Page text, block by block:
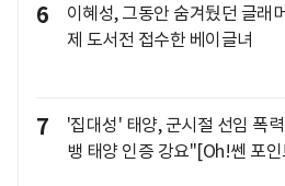
6
이혜성, 그동안 숨겨뒀던 글래
제 도서전 접수한 베이글녀
7
'집대성' 태양, 군시절 선임 폭
뱅 태양 인증 강요"[Oh!쎈 포